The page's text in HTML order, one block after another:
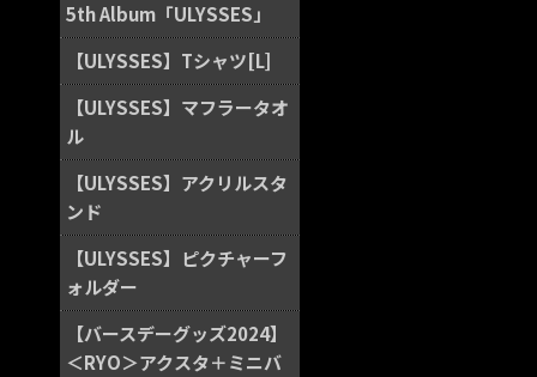
5th Album「ULYSSES」
【ULYSSES】Tシャツ[L]
【ULYSSES】マフラータオ
ル
【ULYSSES】アクリルスタ
ンド
【ULYSSES】ピクチャーフ
ォルダー
【バースデーグッズ2024】
＜RYO＞アクスタ＋ミニバ